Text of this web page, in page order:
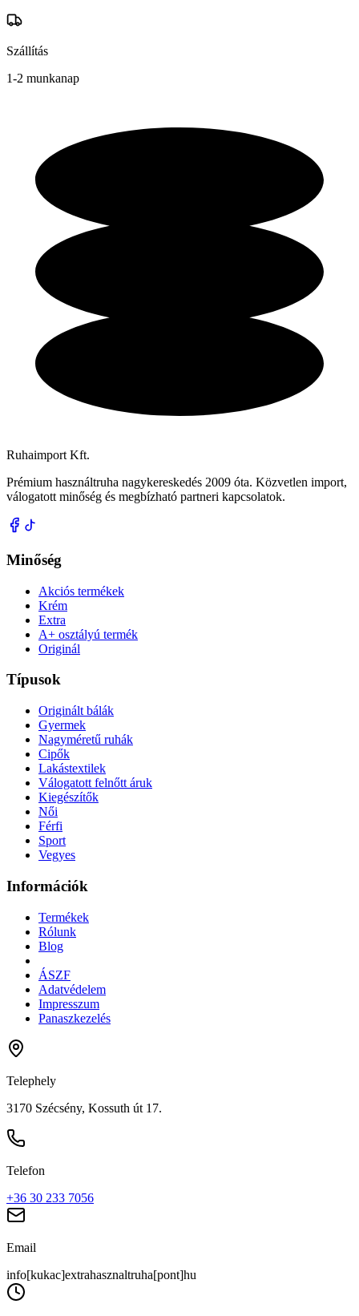
Szállítás
1-2 munkanap
Ruhaimport Kft.
Prémium használtruha nagykereskedés 2009 óta. Közvetlen import,
válogatott minőség és megbízható partneri kapcsolatok.
Minőség
Akciós termékek
Krém
Extra
A+ osztályú termék
Originál
Típusok
Originált bálák
Gyermek
Nagyméretű ruhák
Cipők
Lakástextilek
Válogatott felnőtt áruk
Kiegészítők
Női
Férfi
Sport
Vegyes
Információk
Termékek
Rólunk
Blog
ÁSZF
Adatvédelem
Impresszum
Panaszkezelés
Telephely
3170 Szécsény, Kossuth út 17.
Telefon
+36 30 233 7056
Email
info[kukac]extrahasznaltruha[pont]hu